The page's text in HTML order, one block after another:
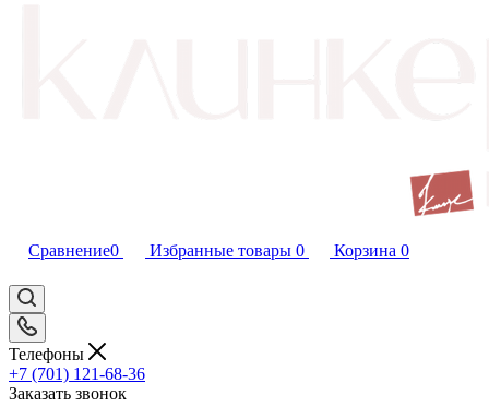
Сравнение0 Избранные товары 0 Корзина 0
Телефоны
+7 (701) 121-68-36
Заказать звонок